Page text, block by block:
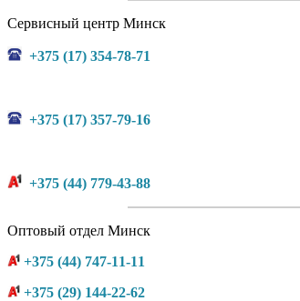
Сервисный центр Минск
+375 (17) 354-78-71
+375 (17) 357-79-16
+375 (44) 779-43-88
Оптовый отдел Минск
+375 (44) 747-11-11
+375 (29) 144-22-62